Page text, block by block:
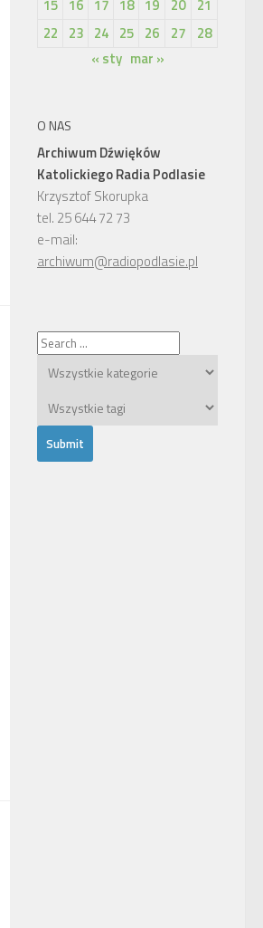
15 16 17 18 19 20
21
22
23 24 25 26 27
28
« sty mar »
O NAS
Archiwum Dźwięków
Katolickiego Radia Podlasie
Krzysztof Skorupka
tel. 25 644 72 73
e-mail:
archiwum@radiopodlasie.pl